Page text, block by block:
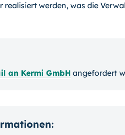
werden, was die
an Kermi GmbH angefordert